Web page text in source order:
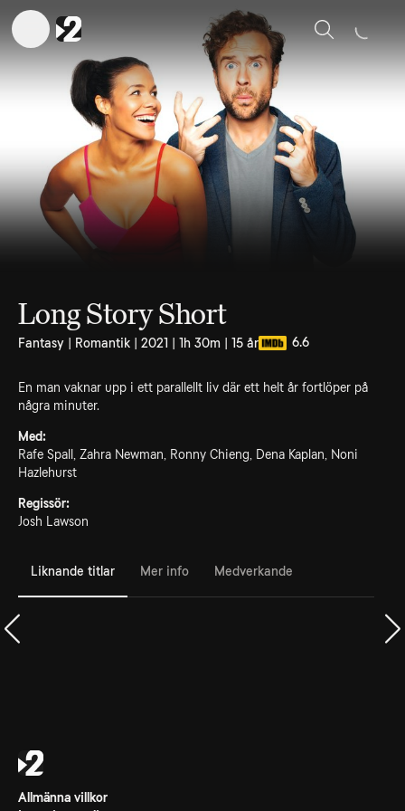
Sök
Long Story Short
Fantasy | Romantik | 2021 | 1h 30m | 15 år 6.6
En man vaknar upp i ett parallellt liv där ett helt år fortlöper på
några minuter.
Med:
Rafe Spall, Zahra Newman, Ronny Chieng, Dena Kaplan, Noni
Hazlehurst
Regissör:
Josh Lawson
Liknande titlar Mer info Medverkande
Allmänna villkor